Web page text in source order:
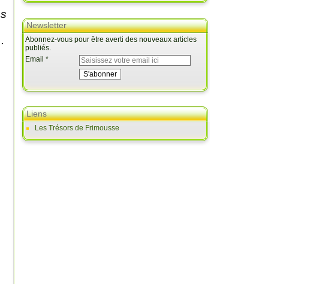
Newsletter
Abonnez-vous pour être averti des nouveaux articles
publiés.
Email
Liens
Les Trésors de Frimousse